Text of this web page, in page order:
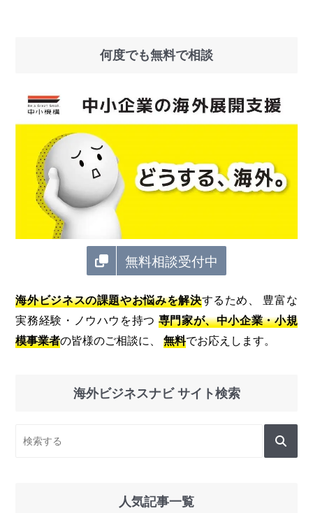
何度でも無料で相談
無料相談受付中
海外ビジネスの課題やお悩みを解決するため、 豊富な
実務経験・ノウハウを持つ 専門家が、中小企業・小規
模事業者の皆様のご相談に、無料でお応えします。
海外ビジネスナビ サイト検索
人気記事一覧